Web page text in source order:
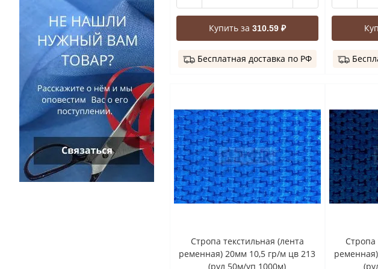
Купить за 310.59 ₽
Бесплатная доставка по РФ
Стропа текстильная (лента
ременная) 20мм 10,5 гр/м цв 213
(рул 50м/уп 1000м)
Стропа